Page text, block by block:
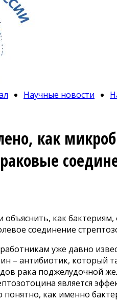
Научные новости
как
объяснить, как
соединение
уже давно
– антибиотик, который
рака поджелудочной
является
понятно, как именно